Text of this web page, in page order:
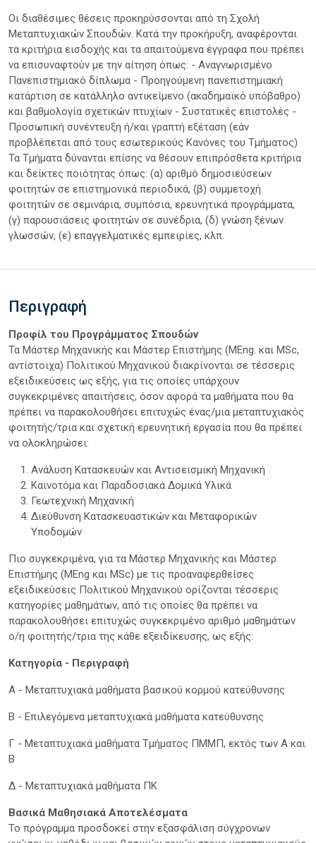
Οι διαθέσιμες θέσεις προκηρύσσονται από τη Σχολή
Μεταπτυχιακών Σπουδών. Κατά την προκήρυξη, αναφέρονται
τα κριτήρια εισδοχής και τα απαιτούμενα έγγραφα που πρέπει
να επισυναφτούν με την αίτηση όπως: - Αναγνωρισμένο
Πανεπιστημιακό δίπλωμα - Προηγούμενη πανεπιστημιακή
κατάρτιση σε κατάλληλο αντικείμενο (ακαδημαϊκό υπόβαθρο)
και βαθμολογία σχετικών πτυχίων - Συστατικές επιστολές -
Προσωπική συνέντευξη ή/και γραπτή εξέταση (εάν
προβλέπεται από τους εσωτερικούς Κανόνες του Τμήματος)
Τα Τμήματα δύνανται επίσης να θέσουν επιπρόσθετα κριτήρια
και δείκτες ποιότητας όπως: (α) αριθμό δημοσιεύσεων
φοιτητών σε επιστημονικά περιοδικά, (β) συμμετοχή
φοιτητών σε σεμινάρια, συμπόσια, ερευνητικά προγράμματα,
(γ) παρουσιάσεις φοιτητών σε συνέδρια, (δ) γνώση ξένων
γλωσσών, (ε) επαγγελματικές εμπειρίες, κλπ.
Περιγραφή
Προφίλ του Προγράμματος Σπουδών
Τα Μάστερ Μηχανικής και Μάστερ Επιστήμης (MEng. και MSc,
αντίστοιχα) Πολιτικού Μηχανικού διακρίνονται σε τέσσερις
εξειδικεύσεις ως εξής, για τις οποίες υπάρχουν
συγκεκριμένες απαιτήσεις, όσον αφορά τα μαθήματα που θα
πρέπει να παρακολουθήσει επιτυχώς ένας/μια μεταπτυχιακός
φοιτητής/τρια και σχετική ερευνητική εργασία που θα πρέπει
να ολοκληρώσει:
Ανάλυση Κατασκευών και Αντισεισμική Μηχανική
Καινοτόμα και Παραδοσιακά Δομικά Υλικά
Γεωτεχνική Μηχανική
Διεύθυνση Κατασκευαστικών και Μεταφορικών
Υποδομών
Πιο συγκεκριμένα, για τα Μάστερ Μηχανικής και Μάστερ
Επιστήμης (MEng και MSc) με τις προαναφερθείσες
εξειδικεύσεις Πολιτικού Μηχανικού ορίζονται τέσσερις
κατηγορίες μαθημάτων, από τις οποίες θα πρέπει να
παρακολουθήσει επιτυχώς συγκεκριμένο αριθμό μαθημάτων
ο/η φοιτητής/τρια της κάθε εξειδίκευσης, ως εξής:
Κατηγορία - Περιγραφή
Α - Μεταπτυχιακά μαθήματα βασικού κορμού κατεύθυνσης
Β - Επιλεγόμενα μεταπτυχιακά μαθήματα κατεύθυνσης
Γ - Μεταπτυχιακά μαθήματα Τμήματος ΠΜΜΠ, εκτός των Α και
Β
Δ - Μεταπτυχιακά μαθήματα ΠΚ
Βασικά Μαθησιακά Αποτελέσματα
Το πρόγραμμα προσδοκεί στην εξασφάλιση σύγχρονων